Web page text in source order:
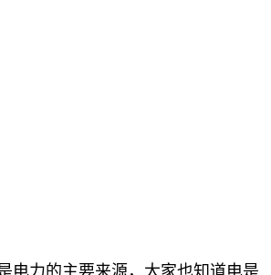
力的主要来源，大家也知道电是